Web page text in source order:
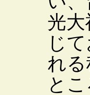
光
じ
れ
と